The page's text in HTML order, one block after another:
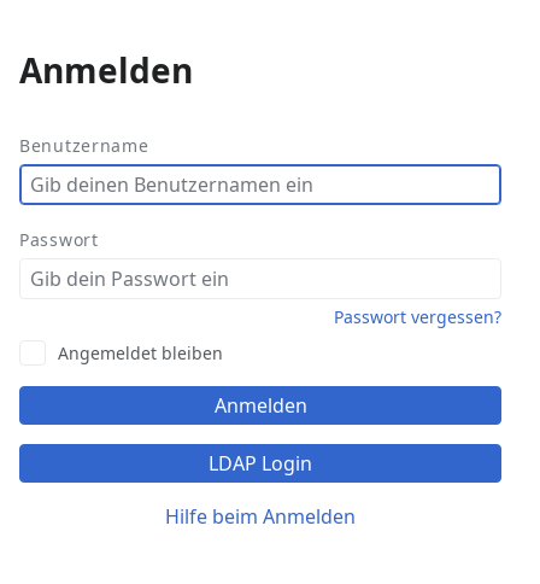
Anmelden
Benutzername
Passwort
Angemeldet bleiben
Anmelden
LDAP Login
Hilfe beim Anmelden
Passwort vergessen?